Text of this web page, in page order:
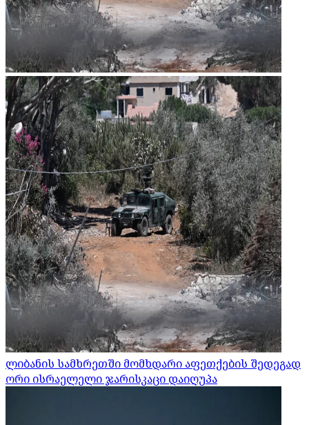
ლიბანის სამხრეთში მომხდარი აფეთქების შედეგად
ორი ისრაელელი ჯარისკაცი დაიღუპა